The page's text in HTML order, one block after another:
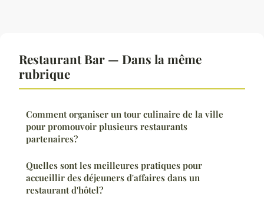
Restaurant Bar — Dans la même
rubrique
Comment organiser un tour culinaire de la ville
pour promouvoir plusieurs restaurants
partenaires?
Quelles sont les meilleures pratiques pour
accueillir des déjeuners d'affaires dans un
restaurant d'hôtel?